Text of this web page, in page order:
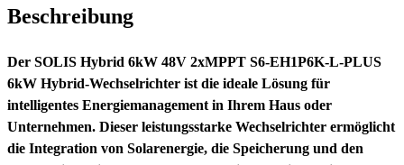
PLUS
Beschreibung
Der SOLIS Hybrid 6kW 48V 2xMPPT S6-EH1P6K-L-PLUS
6kW Hybrid-Wechselrichter ist die ideale Lösung für
intelligentes Energiemanagement in Ihrem Haus oder
Unternehmen. Dieser leistungsstarke Wechselrichter ermöglicht
die Integration von Solarenergie, die Speicherung und den